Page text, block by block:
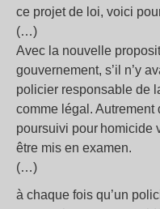
ce projet de loi, voici
(…)
Avec la nouvelle
gouvernement, s’il n’y
policier responsable de
comme légal. Autrement
poursuivi pour homicide
être mis en examen.
(…)
à chaque fois qu’un